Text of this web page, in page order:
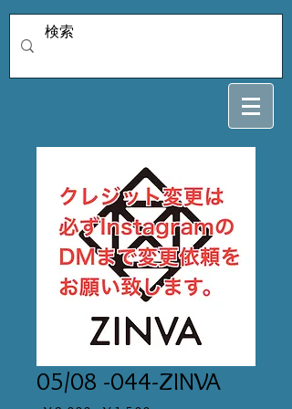
05/08 -044-ZINVA